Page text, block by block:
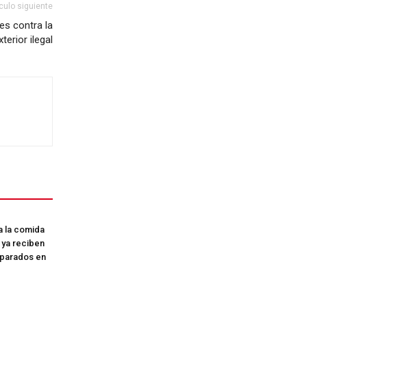
siguiente
contra la
ilegal
la comida
reciben
en